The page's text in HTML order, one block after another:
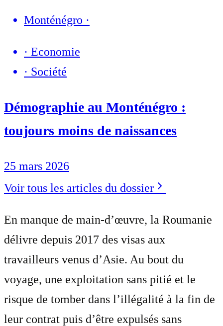
Monténégro ·
· Economie
· Société
Démographie au Monténégro :
toujours moins de naissances
25 mars 2026
Voir tous les articles du dossier
En manque de main-d’œuvre, la Roumanie
délivre depuis 2017 des visas aux
travailleurs venus d’Asie. Au bout du
voyage, une exploitation sans pitié et le
risque de tomber dans l’illégalité à la fin de
leur contrat puis d’être expulsés sans